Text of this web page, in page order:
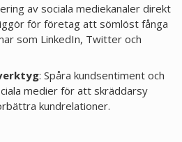
av sociala mediekanaler direkt
för företag att sömlöst fånga
som LinkedIn, Twitter och
: Spåra kundsentiment och
medier för att skräddarsy
kundrelationer.